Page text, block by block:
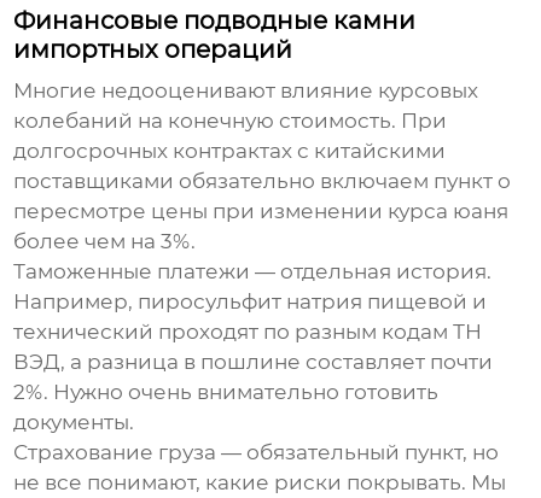
Финансовые подводные камни
импортных операций
Многие недооценивают влияние курсовых
колебаний на конечную стоимость. При
долгосрочных контрактах с китайскими
поставщиками обязательно включаем пункт о
пересмотре цены при изменении курса юаня
более чем на 3%.
Таможенные платежи — отдельная история.
Например, пиросульфит натрия пищевой и
технический проходят по разным кодам ТН
ВЭД, а разница в пошлине составляет почти
2%. Нужно очень внимательно готовить
документы.
Страхование груза — обязательный пункт, но
не все понимают, какие риски покрывать. Мы